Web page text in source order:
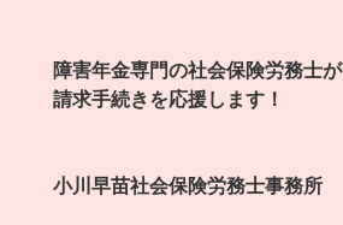
障害年金専門の社会保険労務士が
請求手続きを応援します！
小川早苗社会保険労務士事務所